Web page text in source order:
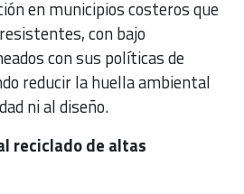
en municipios costeros que
con bajo
con sus políticas de
reducir la huella ambiental
ni al diseño.
reciclado de altas